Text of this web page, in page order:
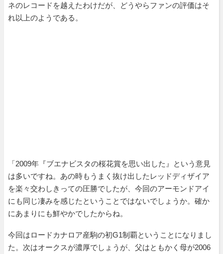
ネのレコードを越えたわけだが、どうやらファンの評価はそ
れ以上のようである。
「2009年『ブエナビスタの桜花賞を思い出した』という意見
は多いですね。あの時もうまく抜け出したレッドディザイア
を楽々交わしきっての圧勝でしたが、今回のアーモンドアイ
にも同じ凄みを感じたということではないでしょうか。確か
にあまりにも鮮やかでしたからね。
今回はロードカナロア産駒の初G1制覇ということになりまし
た。次はオークスが濃厚でしょうが、父はともかく母が2006